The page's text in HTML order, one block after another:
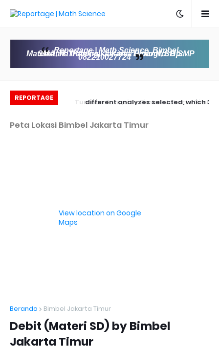
Reportage | Math Science, Bimbel
Matematika IPA, Fisika Kimia Biologi, SD SMP SMA, IT Training, Jakarta Timur No. Hp:
082210027724
REPORTAGE
3 different analyzes selected, which
pengganti
Peta Lokasi Bimbel Jakarta Timur
View location on Google
Maps
Beranda Bimbel Jakarta Timur
Debit (Materi SD) by Bimbel
Jakarta Timur